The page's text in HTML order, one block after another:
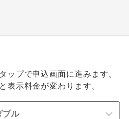
ップで申込画面に進みます。
表示料金が変わります。